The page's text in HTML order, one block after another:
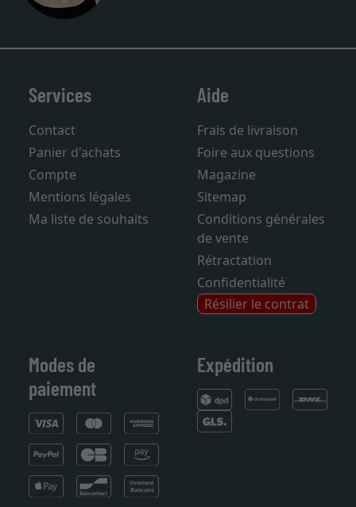
Services
Contact
Panier d'achats
Compte
Mentions légales
Ma liste de souhaits
Aide
Frais de livraison
Foire aux questions
Magazine
Sitemap
Conditions générales
de vente
Rétractation
Confidentialité
Résilier le contrat
Modes de
paiement
Expédition